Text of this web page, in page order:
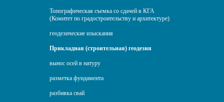
Топографическая съемка со сдачей в КГА
(Комитет по градостроительству и архитектуре)
геодезические изыскания
Прикладная (строительная) геодезия
вынос осей в натуру
разметка фундамента
разбивка свай